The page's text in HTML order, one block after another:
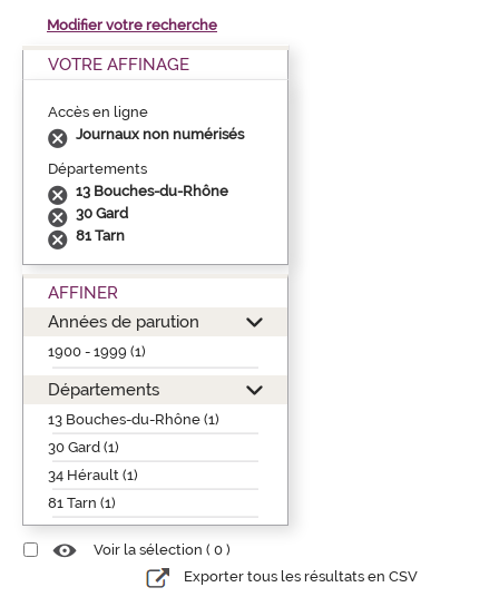
Modifier votre recherche
VOTRE AFFINAGE
Accès en ligne
Journaux non numérisés
Départements
13 Bouches-du-Rhône
30 Gard
81 Tarn
AFFINER
Années de parution
1900 - 1999 (1)
Départements
13 Bouches-du-Rhône (1)
30 Gard (1)
34 Hérault (1)
81 Tarn (1)
Voir la sélection ( 0 )
Exporter tous les résultats en CSV